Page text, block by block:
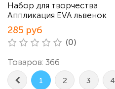
Набор для творчества
Аппликация EVA львенок
285 руб
(0)
Товаров: 366
1 2 3 4